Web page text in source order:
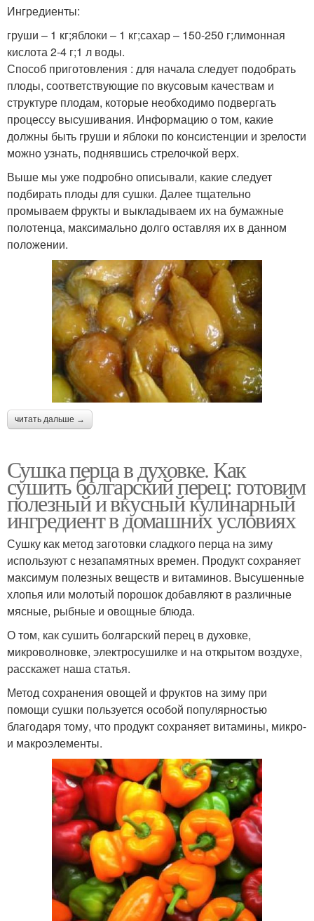
Ингредиенты:
груши – 1 кг;яблоки – 1 кг;сахар – 150-250 г;лимонная
кислота 2-4 г;1 л воды.
Способ приготовления : для начала следует подобрать
плоды, соответствующие по вкусовым качествам и
структуре плодам, которые необходимо подвергать
процессу высушивания. Информацию о том, какие
должны быть груши и яблоки по консистенции и зрелости
можно узнать, поднявшись стрелочкой верх.
Выше мы уже подробно описывали, какие следует
подбирать плоды для сушки. Далее тщательно
промываем фрукты и выкладываем их на бумажные
полотенца, максимально долго оставляя их в данном
положении.
читать дальше →
Сушка перца в духовке. Как
сушить болгарский перец: готовим
полезный и вкусный кулинарный
ингредиент в домашних условиях
Сушку как метод заготовки сладкого перца на зиму
используют с незапамятных времен. Продукт сохраняет
максимум полезных веществ и витаминов. Высушенные
хлопья или молотый порошок добавляют в различные
мясные, рыбные и овощные блюда.
О том, как сушить болгарский перец в духовке,
микроволновке, электросушилке и на открытом воздухе,
расскажет наша статья.
Метод сохранения овощей и фруктов на зиму при
помощи сушки пользуется особой популярностью
благодаря тому, что продукт сохраняет витамины, микро-
и макроэлементы.